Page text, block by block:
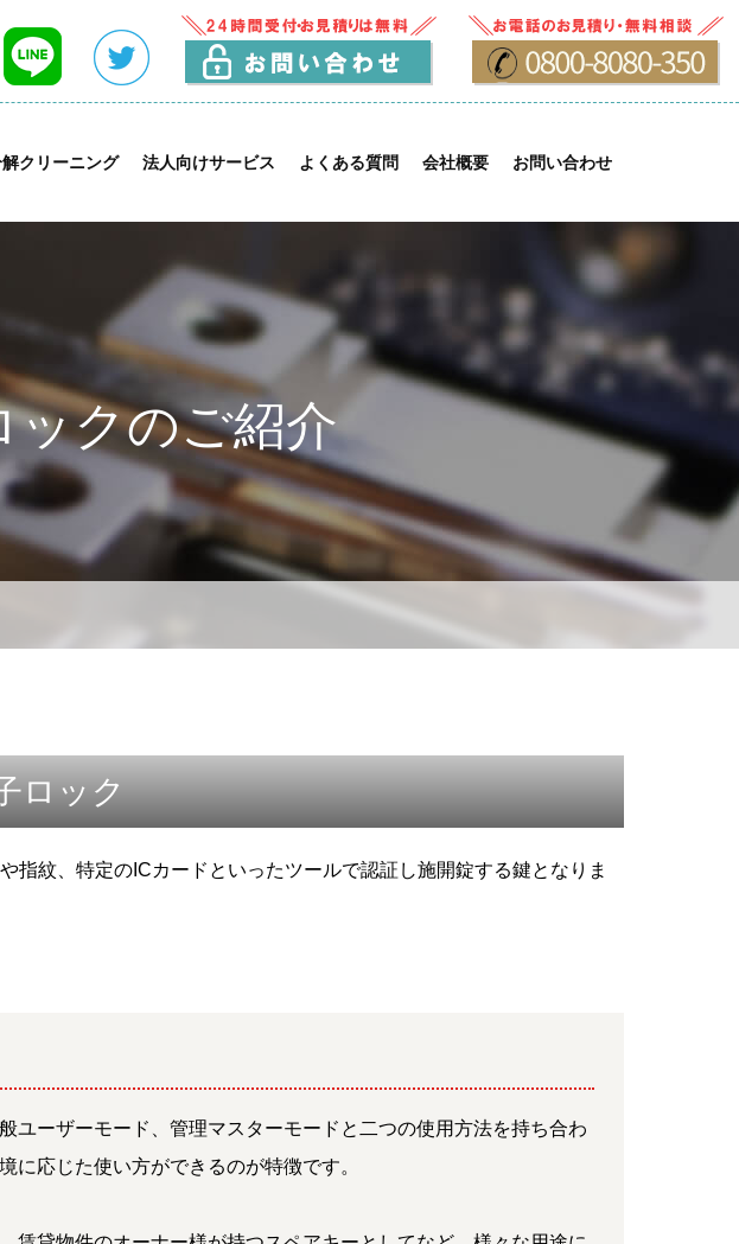
クリーニング 法人向けサービス よくある質問 会社概要 お問い合わせ
ックのご紹介
ロック
紋、特定のICカードといったツールで認証し施開錠する鍵となりま
ユーザーモード、管理マスターモードと二つの使用方法を持ち合わ
に応じた使い方ができるのが特徴です。